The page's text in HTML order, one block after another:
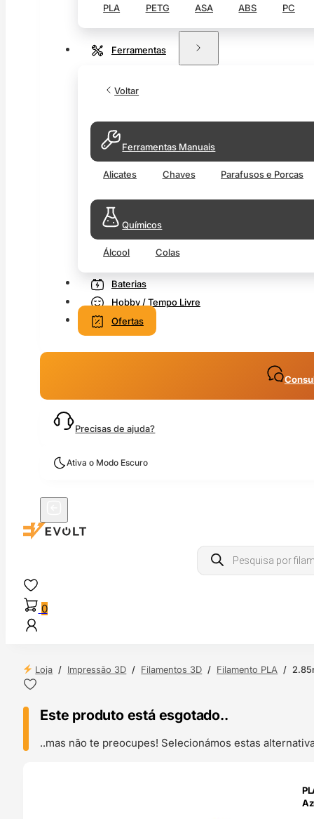
PLA PETG ASA ABS PC
Ferramentas
Voltar
Ferramentas Manuais
Alicates Chaves Parafusos e Porcas
Químicos
Álcool Colas
Baterias
Hobby / Tempo Livre
Ofertas
Precisas de ajuda?
Ativa o Modo Escuro
Products
search
0
Loja / Impressão 3D / Filamentos 3D / Filamento PLA /
Este produto está esgotado..
..mas não te preocupes! Selecionámos estas